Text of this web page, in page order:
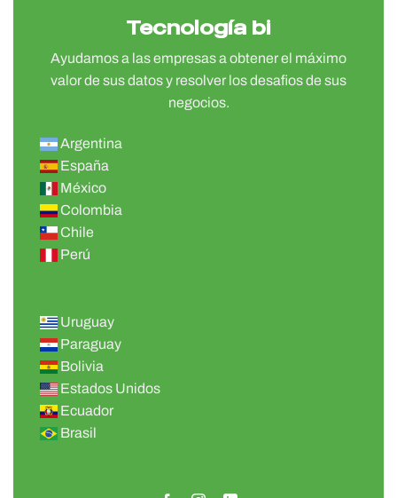
Tecnología bi
Ayudamos a las empresas a obtener el máximo
valor de sus datos y resolver los desafios de sus
negocios.
Argentina
España
México
Colombia
Chile
Perú
Uruguay
Paraguay
Bolivia
Estados Unidos
Ecuador
Brasil